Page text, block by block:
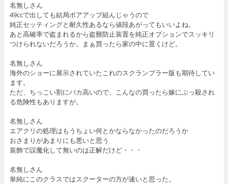
名無しさん
49ccで出しても結局ボアアップ組んじゃうので
純正セッティングと耐久性あるなら値段あがってもいいよね。
あと高確率で盗まれるから盗難防止装置を純正オプションでスッキリ
つけられないだろうか。まぁ買ったら家の中に置くけど。
名無しさん
海外のショーに展示されていたこれのスクランブラー版も期待してい
ます。
ただ、ちっこい割にバカ高いので、こんなの買ったら嫁にぶっ殺され
る危険性もありますが。
名無しさん
エアクリの処理はもうちょい何とかならなかったのだろうか
おさまりがあまりにも悪いと思う
装飾で誤魔化して無いのは正解だけど・・・
名無しさん
単純にこのクラスではスクーターの方が速いと思った。